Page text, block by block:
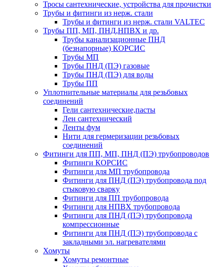
Тросы сантехнические, устройства для прочистки
Трубы и фитинги из нерж. стали
Трубы и фитинги из нерж. стали VALTEC
Трубы ПП, МП, ПНД,НПВХ и др.
Трубы канализационные ПНД
(безнапорные) КОРСИС
Трубы МП
Трубы ПНД (ПЭ) газовые
Трубы ПНД (ПЭ) для воды
Трубы ПП
Уплотнительные материалы для резьбовых
соединений
Гели сантехнические,пасты
Лен сантехнический
Ленты фум
Нити для гермеризации резьбовых
соединений
Фитинги для ПП, МП, ПНД (ПЭ) трубопроводов
Фитинги КОРСИС
Фитинги для МП трубопровода
Фитинги для ПНД (ПЭ) трубопровода под
стыковую сварку
Фитинги для ПП трубопровода
Фитинги для НПВХ трубопровода
Фитинги для ПНД (ПЭ) трубопровода
компрессионные
Фитинги для ПНД (ПЭ) трубопровода с
закладными эл. нагревателями
Хомуты
Хомуты ремонтные